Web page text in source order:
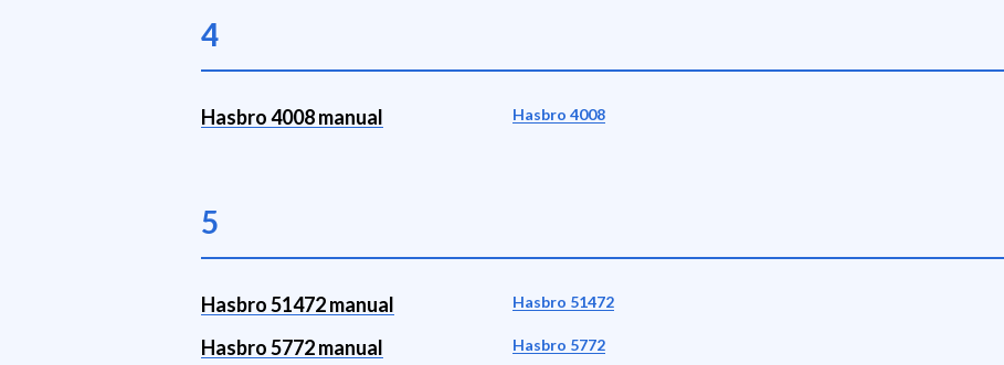
4
Hasbro 4008 manual Hasbro 4008
5
Hasbro 51472 manual Hasbro 51472
Hasbro 5772 manual Hasbro 5772